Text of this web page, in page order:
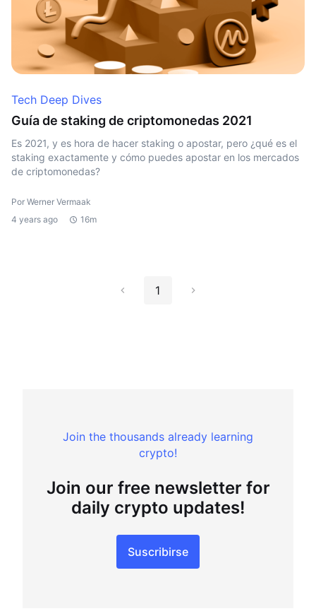
Tech Deep Dives
Guía de staking de criptomonedas 2021
Es 2021, y es hora de hacer staking o apostar, pero ¿qué es el
staking exactamente y cómo puedes apostar en los mercados
de criptomonedas?
Por Werner Vermaak
4 years ago
16m
1
Join the thousands already learning
crypto!
Join our free newsletter for
daily crypto updates!
Suscribirse